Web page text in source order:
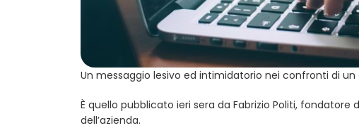
Un messaggio lesivo ed intimidatorio nei confronti di
È quello pubblicato ieri sera da Fabrizio Politi,
dell’azienda.